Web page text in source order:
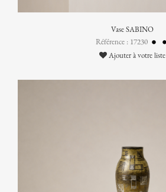
Vase SABINO
Référence : 17230
Ajouter à votre liste